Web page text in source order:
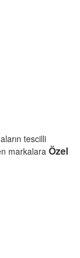
tescilli
markalara Özel